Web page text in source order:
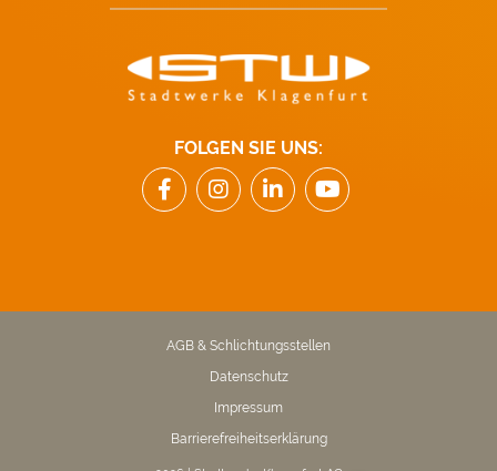
FOLGEN SIE UNS:
AGB & Schlichtungsstellen
Datenschutz
Impressum
Barrierefreiheitserklärung